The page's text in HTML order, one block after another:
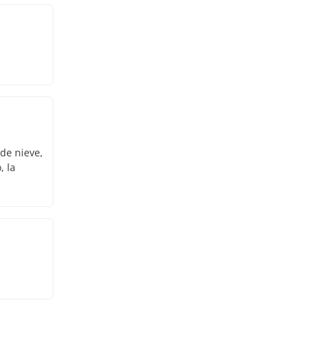
nieve,
la